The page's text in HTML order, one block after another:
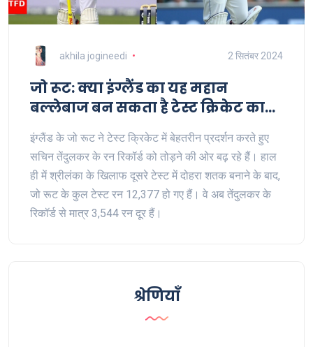
akhila jogineedi 2 सितंबर 2024
जो रूट: क्या इंग्लैंड का यह महान
बल्लेबाज बन सकता है टेस्ट क्रिकेट का
इंग्लैंड के जो रूट ने टेस्ट क्रिकेट में बेहतरीन प्रदर्शन करते हुए
सचिन तेंदुलकर के रन रिकॉर्ड को तोड़ने की ओर बढ़ रहे हैं। हाल
ही में श्रीलंका के खिलाफ दूसरे टेस्ट में दोहरा शतक बनाने के बाद,
जो रूट के कुल टेस्ट रन 12,377 हो गए हैं। वे अब तेंदुलकर के
रिकॉर्ड से मात्र 3,544 रन दूर हैं।
श्रेणियाँ